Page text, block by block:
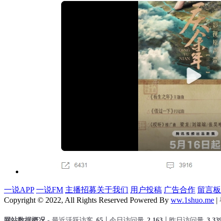
一说APP 一说FM 主播招募关于我们 用户投稿 广告合作 留言板
Copyright © 2022, All Rights Reserved Powered By ww.1shuo.me |